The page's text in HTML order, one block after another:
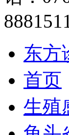
东方
首页
生殖